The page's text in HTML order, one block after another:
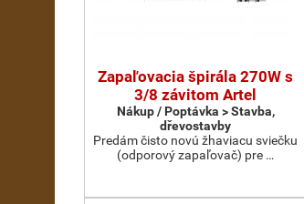
Zapaľovacia špirála 270W s
3/8 závitom Artel
Nákup / Poptávka > Stavba,
dřevostavby
Predám čisto novú žhaviacu sviečku
(odporový zapaľovač) pre …